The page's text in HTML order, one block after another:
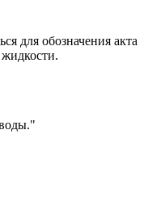
для обозначения акта